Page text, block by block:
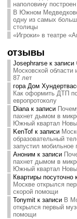
наполовину построен
В Южном
одну из самых
столицы
«Игроки» в театре
отзывы
Josephrarseк записи
Московской области
87 лет
гора Дом
Как оформить ДТП
европротоколу
Dianaк записи
пахнет дымом в
Южный квартал
KenTofк записи
образовательный
запустил мобильное
Аноним к записи
пахнет дымом в
Южный квартал
Квартиры посуточно
Москве открылся
скорой помощи
Tonymitк записи В
открылся первый
помощи